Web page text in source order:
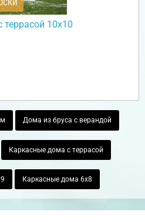
10х10
Дома из бруса с верандой
Каркасные дома с террасой
Каркасные дома 6х8